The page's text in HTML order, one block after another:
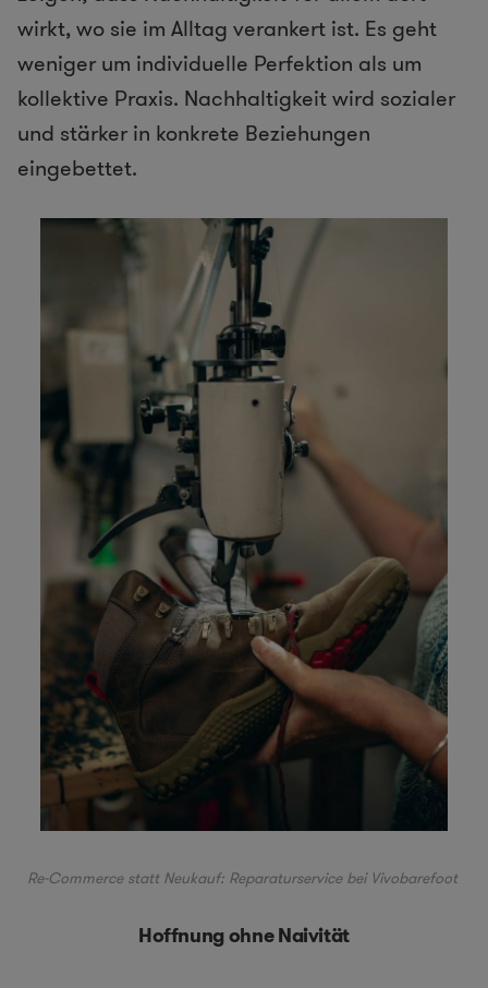
wirkt, wo sie im Alltag verankert ist. Es geht
weniger um individuelle Perfektion als um
kollektive Praxis. Nachhaltigkeit wird sozialer
und stärker in konkrete Beziehungen
eingebettet.
Re-Commerce statt Neukauf: Reparaturservice bei Vivobarefoot
Hoffnung ohne Naivität